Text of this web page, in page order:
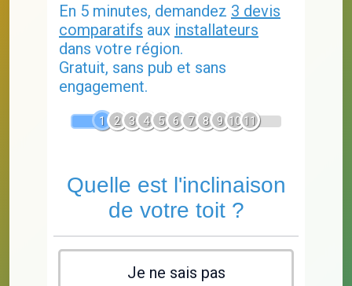
En 5 minutes, demandez 3 devis
comparatifs aux installateurs
dans votre région.
Gratuit, sans pub et sans
engagement.
1 2 3 4 5 6 7 8 9 10 11
Quelle est l'inclinaison
de votre toit ?
Je ne sais pas